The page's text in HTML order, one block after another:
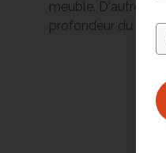
meuble. D'autres
profondeur du